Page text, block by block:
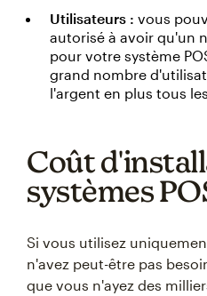
Utilisateurs : vous
autorisé à avoir qu'un
pour votre système
grand nombre
l'argent en plus tous
Coût
systèmes
Si vous utilisez
n'avez peut-être pas
que vous n'ayez des